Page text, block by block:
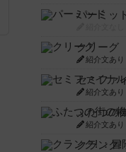
パーミッ
クリーグ
紹介文あり
紹介文あり
ふたつの
紹介文あり